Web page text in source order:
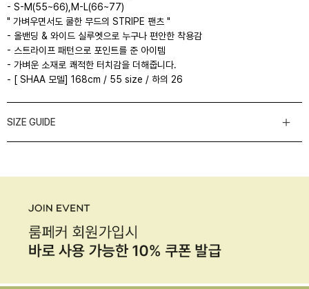
- S-M(55~66),M-L(66~77)
" 가벼우면서도 쿨한 무드의 STRIPE 팬츠 "
- 올밴딩 & 와이드 실루엣으로 누구나 편안한 착용감
- 스트라이프 패턴으로 포인트를 준 아이템
- 가벼운 소재로 쾌적한 터치감을 더해줍니다.
- [ SHAA 모델] 168cm / 55 size / 하의 26
SIZE GUIDE